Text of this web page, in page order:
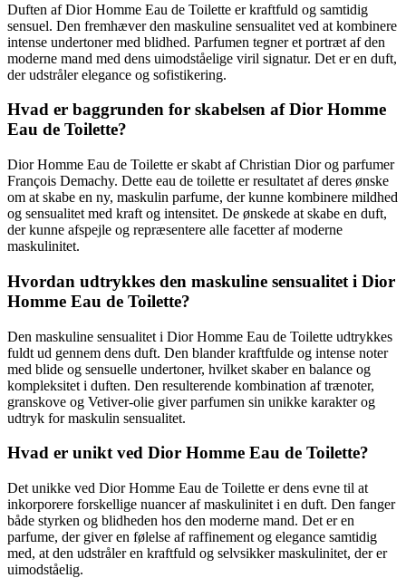
Duften af Dior Homme Eau de Toilette er kraftfuld og samtidig
sensuel. Den fremhæver den maskuline sensualitet ved at kombinere
intense undertoner med blidhed. Parfumen tegner et portræt af den
moderne mand med dens uimodståelige viril signatur. Det er en duft,
der udstråler elegance og sofistikering.
Hvad er baggrunden for skabelsen af Dior Homme
Eau de Toilette?
Dior Homme Eau de Toilette er skabt af Christian Dior og parfumer
François Demachy. Dette eau de toilette er resultatet af deres ønske
om at skabe en ny, maskulin parfume, der kunne kombinere mildhed
og sensualitet med kraft og intensitet. De ønskede at skabe en duft,
der kunne afspejle og repræsentere alle facetter af moderne
maskulinitet.
Hvordan udtrykkes den maskuline sensualitet i Dior
Homme Eau de Toilette?
Den maskuline sensualitet i Dior Homme Eau de Toilette udtrykkes
fuldt ud gennem dens duft. Den blander kraftfulde og intense noter
med blide og sensuelle undertoner, hvilket skaber en balance og
kompleksitet i duften. Den resulterende kombination af trænoter,
granskove og Vetiver-olie giver parfumen sin unikke karakter og
udtryk for maskulin sensualitet.
Hvad er unikt ved Dior Homme Eau de Toilette?
Det unikke ved Dior Homme Eau de Toilette er dens evne til at
inkorporere forskellige nuancer af maskulinitet i en duft. Den fanger
både styrken og blidheden hos den moderne mand. Det er en
parfume, der giver en følelse af raffinement og elegance samtidig
med, at den udstråler en kraftfuld og selvsikker maskulinitet, der er
uimodståelig.